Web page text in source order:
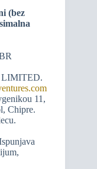
(bez
LIMITED.
11,
Chipre.